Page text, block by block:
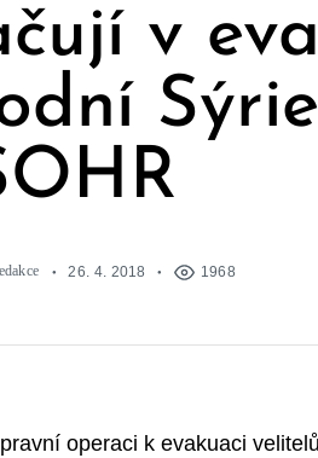
v
26. 4. 2018 1968
operaci k evakuaci